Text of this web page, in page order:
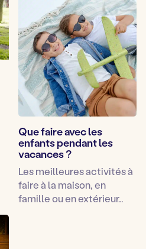
Que faire avec les
enfants pendant les
vacances ?
Les meilleures activités à
faire à la maison, en
famille ou en extérieur…